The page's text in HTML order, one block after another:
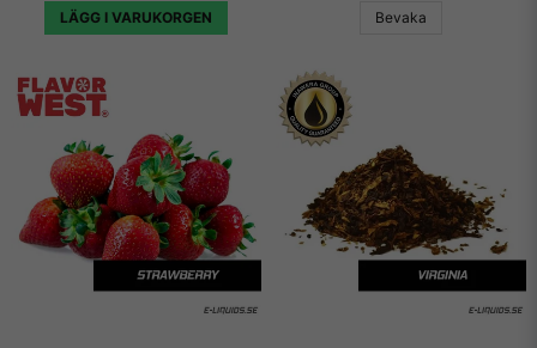
LÄGG I VARUKORGEN Bevaka